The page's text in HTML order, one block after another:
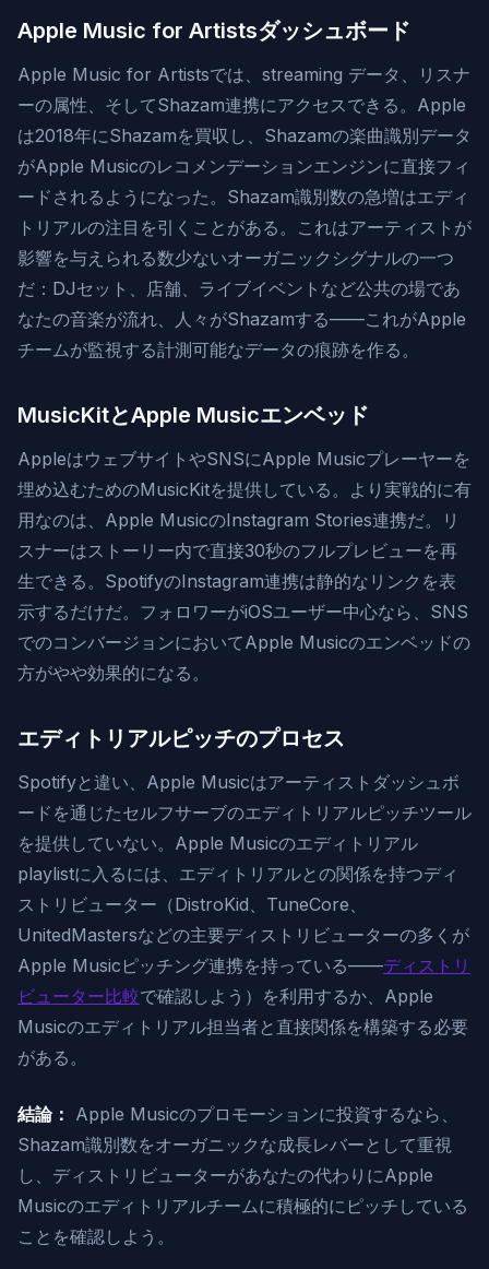
Apple Music for Artistsダッシュボード
Apple Music for Artistsでは、streaming データ、リスナ
ーの属性、そしてShazam連携にアクセスできる。Apple
は2018年にShazamを買収し、Shazamの楽曲識別データ
がApple Musicのレコメンデーションエンジンに直接フィ
ードされるようになった。Shazam識別数の急増はエディ
トリアルの注目を引くことがある。これはアーティストが
影響を与えられる数少ないオーガニックシグナルの一つ
だ：DJセット、店舗、ライブイベントなど公共の場であ
なたの音楽が流れ、人々がShazamする——これがApple
チームが監視する計測可能なデータの痕跡を作る。
MusicKitとApple Musicエンベッド
AppleはウェブサイトやSNSにApple Musicプレーヤーを
埋め込むためのMusicKitを提供している。より実戦的に有
用なのは、Apple MusicのInstagram Stories連携だ。リ
スナーはストーリー内で直接30秒のフルプレビューを再
生できる。SpotifyのInstagram連携は静的なリンクを表
示するだけだ。フォロワーがiOSユーザー中心なら、SNS
でのコンバージョンにおいてApple Musicのエンベッドの
方がやや効果的になる。
エディトリアルピッチのプロセス
Spotifyと違い、Apple Musicはアーティストダッシュボ
ードを通じたセルフサーブのエディトリアルピッチツール
を提供していない。Apple Musicのエディトリアル
playlistに入るには、エディトリアルとの関係を持つディ
ストリビューター（DistroKid、TuneCore、
UnitedMastersなどの主要ディストリビューターの多くが
Apple Musicピッチング連携を持っている——ディストリ
ビューター比較で確認しよう）を利用するか、Apple
Musicのエディトリアル担当者と直接関係を構築する必要
がある。
結論： Apple Musicのプロモーションに投資するなら、
Shazam識別数をオーガニックな成長レバーとして重視
し、ディストリビューターがあなたの代わりにApple
Musicのエディトリアルチームに積極的にピッチしている
ことを確認しよう。